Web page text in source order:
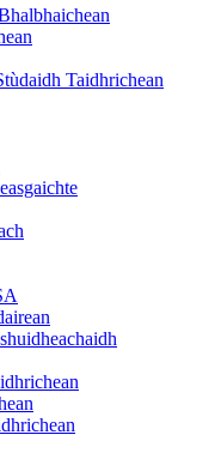
Taidhrichean